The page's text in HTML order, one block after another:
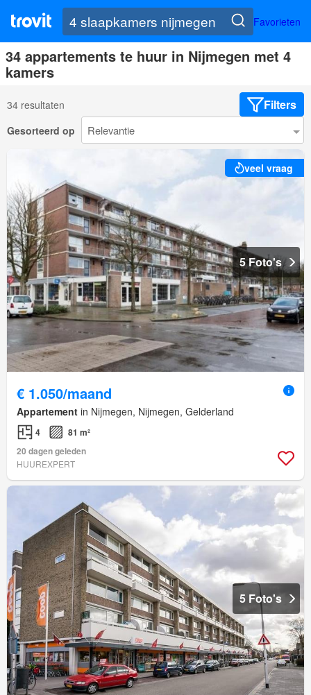
Favorieten
34 appartements te huur in Nijmegen met 4
kamers
34 resultaten Filters
Gesorteerd op
veel vraag
5 Foto's
€ 1.050/maand
Appartement in Nijmegen, Nijmegen, Gelderland
4
81 m²
20 dagen geleden
HUUREXPERT
5 Foto's